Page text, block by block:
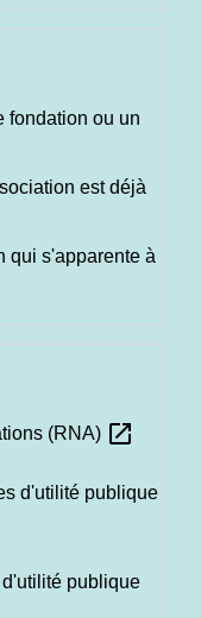
fondation ou un
est déjà
qui s'apparente à
(RNA) open_in_new
d'utilité publique
publique